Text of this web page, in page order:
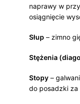
naprawy w
osiągnięcie
Słup – zimno
Stężenia
Stopy –
do posadzki za